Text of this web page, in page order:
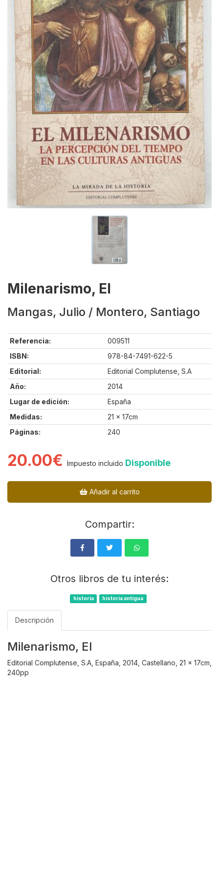
Milenarismo, El
Mangas, Julio / Montero, Santiago
Referencia:
009511
ISBN:
978-84-7491-622-5
Editorial:
Editorial Complutense, S.A
Año:
2014
Lugar de edición:
España
Medidas:
21 x 17cm
Páginas:
240
20.00€ Impuesto incluido Disponible
Añadir al carrito
Compartir:
Otros libros de tu interés:
historia historia antigua
Descripción
Milenarismo, El
Editorial Complutense, S.A, España, 2014, Castellano, 21 x 17cm,
240pp